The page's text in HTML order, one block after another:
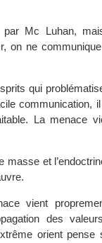
par Mc Luhan,
on ne
qui
communication, il
La menace
masse et
vient
des
orient